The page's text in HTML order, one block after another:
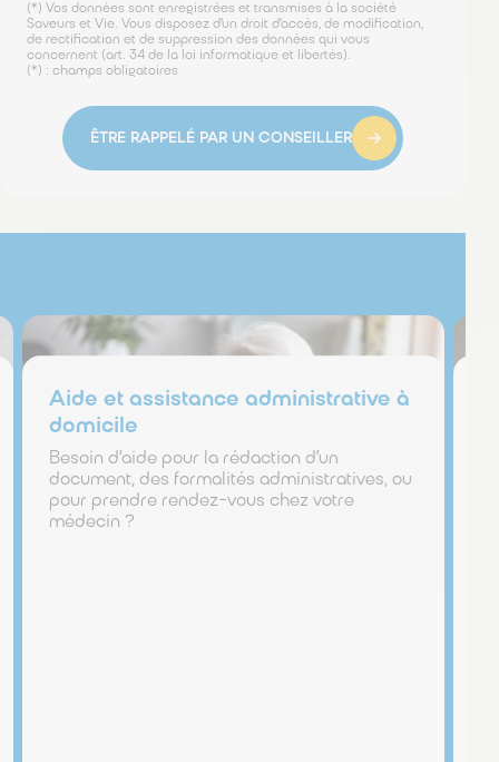
(*) Vos données sont enregistrées et transmises à la société
Saveurs et Vie. Vous disposez d’un droit d’accès, de modification,
de rectification et de suppression des données qui vous
concernent (art. 34 de la loi informatique et libertés).
(*) : champs obligatoires
ÊTRE RAPPELÉ PAR UN CONSEILLER
Aide et assistance administrative à
domicile
Besoin d’aide pour la rédaction d’un
document, des formalités administratives, ou
pour prendre rendez-vous chez votre
médecin ?